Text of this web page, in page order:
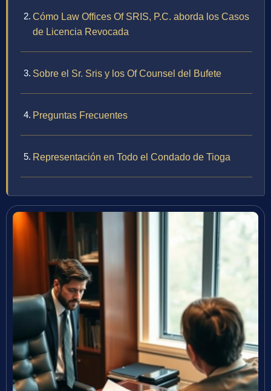
Cómo Law Offices Of SRIS, P.C. aborda los Casos
de Licencia Revocada
Sobre el Sr. Sris y los Of Counsel del Bufete
Preguntas Frecuentes
Representación en Todo el Condado de Tioga